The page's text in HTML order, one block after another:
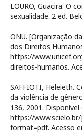
LOURO, Guacira. O
sexualidade. 2 ed.
ONU. [Organização
dos Direitos
https://
direitos-humanos.
SAFFIOTI, Heleieth.
da violência de
136, 2001. Disponível
https://
format=pdf. Acesso